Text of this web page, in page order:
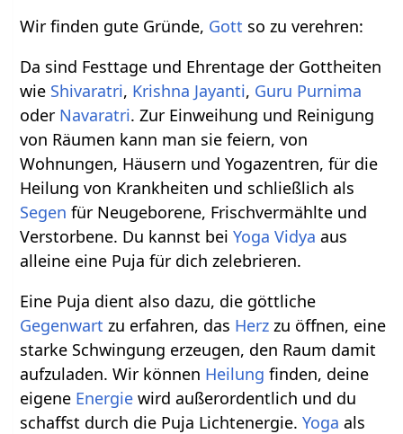
Wir finden gute Gründe, Gott so zu verehren:
Da sind Festtage und Ehrentage der Gottheiten
wie Shivaratri, Krishna Jayanti, Guru Purnima
oder Navaratri. Zur Einweihung und Reinigung
von Räumen kann man sie feiern, von
Wohnungen, Häusern und Yogazentren, für die
Heilung von Krankheiten und schließlich als
Segen für Neugeborene, Frischvermählte und
Verstorbene. Du kannst beiYoga Vidya aus
alleine eine Puja für dich zelebrieren.
Eine Puja dient also dazu, die göttliche
Gegenwart zu erfahren, das Herz zu öffnen, eine
starke Schwingung erzeugen, den Raum damit
aufzuladen. Wir können Heilung finden, deine
eigene Energie wird außerordentlich und du
schaffst durch die Puja Lichtenergie.Yoga als